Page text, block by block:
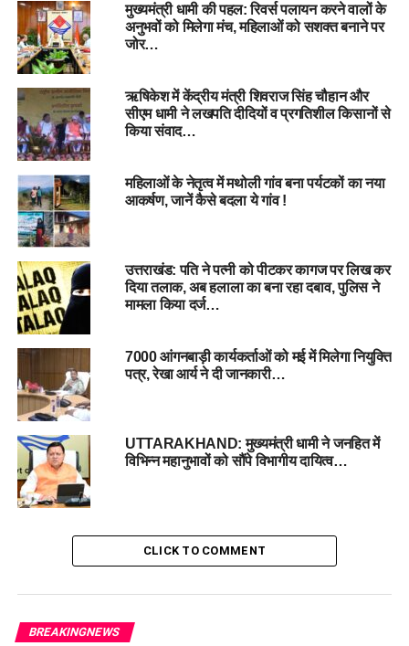
इसके साथ ही राज्यपाल ने चैत्र नवरात्रि के पावन अवसर पर महिलाओं को
कानूनी सहायता, करियर परामर्श, वित्तीय साक्षरता, सुरक्षा उपायों और
स्वास्थ्य सेवाओं से संबंधित सहायता प्रदान करने के उद्देश्य से
ArtificialIntelligence पर आधारित ‘गार्गी नारीशक्ति’ चैटबॉट का
औपचारिक लोकार्पण कर जनता को समर्पित किया।
मुख्यमंत्री धामी की पहल: रिवर्स पलायन करने वालों के
अनुभवों को मिलेगा मंच, महिलाओं को सशक्त बनाने पर
जोर…
ऋषिकेश में केंद्रीय मंत्री शिवराज सिंह चौहान और
सीएम धामी ने लखपति दीदियों व प्रगतिशील किसानों से
किया संवाद…
महिलाओं के नेतृत्व में मथोली गांव बना पर्यटकों का नया
आकर्षण, जानें कैसे बदला ये गांव !
उत्तराखंड: पति ने पत्नी को पीटकर कागज पर लिख कर
दिया तलाक, अब हलाला का बना रहा दबाव, पुलिस ने
मामला किया दर्ज…
7000 आंगनबाड़ी कार्यकर्ताओं को मई में मिलेगा नियुक्ति
पत्र, रेखा आर्य ने दी जानकारी…
UTTARAKHAND: मुख्यमंत्री धामी ने जनहित में
विभिन्न महानुभावों को सौंपे विभागीय दायित्व…
CLICK TO COMMENT
BREAKINGNEWS